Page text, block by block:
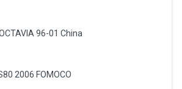
96-01 China
2006 FOMOCO